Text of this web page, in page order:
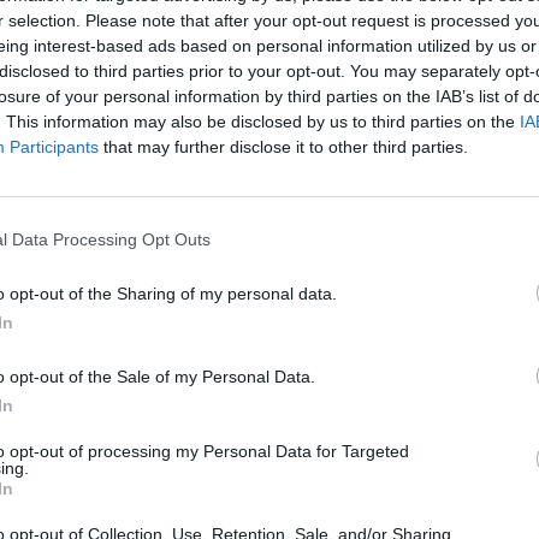
selection. Please note that after your opt-out request is processed
interest-based ads based on personal information utilized by us
to third parties prior to your opt-out. You may separately
of your personal information by third parties on the IAB’s list of
This information may also be disclosed by us to third parties on the
Participants that may further disclose it to other third parties.
Data Processing Opt Outs
opt-out of the Sharing of my personal data.
opt-out of the Sale of my Personal Data.
opt-out of processing my Personal Data for Targeted
opt-out of Collection, Use, Retention, Sale, and/or Sharing
, αυξάνει τα κέρδη του με ρυθμούς
κριός που γκρεμίζει τις πύλες των
οι σταυροφόροι του κεφαλαίου
καταλάβει ο ελληνικός λαός αυτήν
θα βρει τη δύναμη και τη θέληση
ίππους που βοήθησαν ν' ανοίξει η
πλάτη μέσα από τη Βουλή με τα
οι ξένοι και ντόπιοι φεουδάρχες
από το πλιάτσικο , τη λεηλασία και
ξένου και ντόπιου μονοπωλιακού
σύμφωνα με τα συμφέροντα των λαϊκών
αποκλειστική υπόθεση του ελληνικού